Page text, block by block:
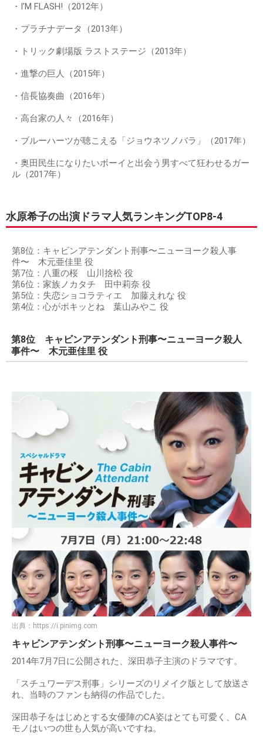
・I’M FLASH!（2012年）
・プラチナデータ（2013年）
・トリック劇場版 ラストステージ（2013年）
・進撃の巨人（2015年）
・信長協奏曲（2016年）
・高台家の人々（2016年）
・ブルーハーツが聴こえる「ジョウネツノバラ」（2017年）
・奥田民生になりたいボーイと出会う男すべて狂わせるガー
ル（2017年）
水原希子の出演ドラマ人気ランキングTOP8-4
第8位：キャビンアテンダント刑事〜ニューヨーク殺人事
件〜 木元亜佳里 役
第7位：八重の桜 山川捨松 役
第6位：家族ノカタチ 田中莉奈 役
第5位：失恋ショコラティエ 加藤えれな 役
第4位：心がポキッとね 葉山みやこ 役
第8位 キャビンアテンダント刑事〜ニューヨーク殺人
事件〜 木元亜佳里 役
出典： https://i.pinimg.com
キャビンアテンダント刑事〜ニューヨーク殺人事件〜
2014年7月7日に公開された、深田恭子主演のドラマです。
「スチュワーデス刑事」シリーズのリメイク版として放送さ
れ、当時のファンも納得の作品でした。
深田恭子をはじめとする女優陣のCA姿はとても可愛く、CA
モノはいつの世も人気が高いですね。